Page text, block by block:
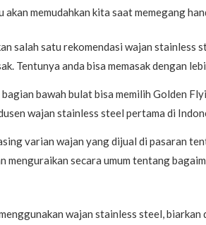
memudahkan kita saat memegang
salah satu rekomendasi wajan
Tentunya anda bisa memasak dengan
bawah bulat bisa memilih Golden
wajan stainless steel pertama di
varian wajan yang dijual di pasaran
menguraikan secara umum tentang
wajan stainless steel,